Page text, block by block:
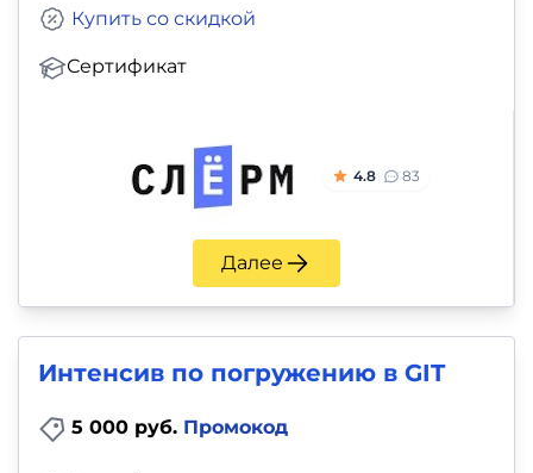
Сертификат
Купить со скидкой
4.8 83
Далее
Интенсив по погружению в GIT
5 000 руб. Промокод